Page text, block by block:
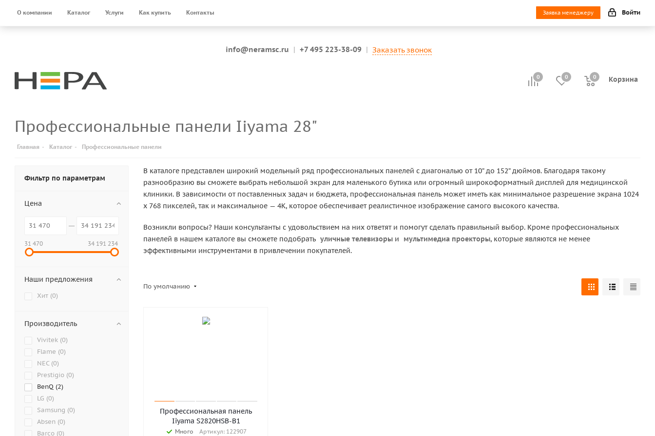
О компании Каталог Услуги Как купить Контакты Заявка менеджеру Войти
info@neramsc.ru | +7 495 223-38-09 | Заказать звонок
0 0 Корзина
0
0
Профессиональные панели Iiyama 28"
Главная - Каталог - Профессиональные панели
В каталоге представлен широкий модельный ряд профессиональных панелей с диагональю от 10” до 152” дюймов. Благодаря такому
разнообразию вы сможете выбрать небольшой экран для маленького бутика или огромный широкоформатный дисплей для медицинской
клиники. В зависимости от поставленных задач и бюджета, профессиональная панель может иметь как минимальное разрешение экрана 1024
x 768 пикселей, так и максимальное — 4K, которое обеспечивает реалистичное изображение самого высокого качества.
Возникли вопросы? Наши консультанты с удовольствием на них ответят и помогут сделать правильный выбор. Кроме профессиональных
панелей в нашем каталоге вы сможете подобрать уличные телевизоры и мультимедиа проекторы, которые являются не менее
эффективными инструментами в привлечении покупателей.
По умолчанию
Профессиональная панель
Iiyama S2820HSB-B1
Много Артикул: 122907
Фильтр по параметрам
Цена
31 470 34 191 234
Наши предложения
Хит (0)
Производитель
Vivitek (0)
Flame (0)
NEC (0)
Prestigio (0)
BenQ (2)
LG (0)
Samsung (0)
Absen (0)
Barco (0)